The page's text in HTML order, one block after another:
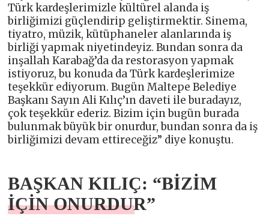
Türk kardeşlerimizle kültürel alanda iş
birliğimizi güçlendirip geliştirmektir. Sinema,
tiyatro, müzik, kütüphaneler alanlarında iş
birliği yapmak niyetindeyiz. Bundan sonra da
inşallah Karabağ’da da restorasyon yapmak
istiyoruz, bu konuda da Türk kardeşlerimize
teşekkür ediyorum. Bugün Maltepe Belediye
Başkanı Sayın Ali Kılıç’ın daveti ile buradayız,
çok teşekkür ederiz. Bizim için bugün burada
bulunmak büyük bir onurdur, bundan sonra da iş
birliğimizi devam ettireceğiz” diye konuştu.
BAŞKAN KILIÇ: “BİZİM
İÇİN ONURDUR”